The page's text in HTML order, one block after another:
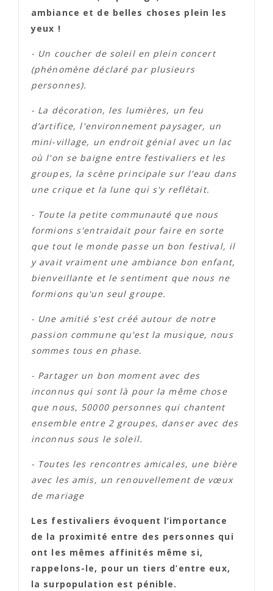
ambiance et de belles choses plein les
yeux !
- Un coucher de soleil en plein concert
(phénomène déclaré par plusieurs
personnes).
- La décoration, les lumières, un feu
d’artifice, l'environnement paysager, un
mini-village, un endroit génial avec un lac
où l'on se baigne entre festivaliers et les
groupes, la scène principale sur l'eau dans
une crique et la lune qui s'y reflétait.
- Toute la petite communauté que nous
formions s'entraidait pour faire en sorte
que tout le monde passe un bon festival, il
y avait vraiment une ambiance bon enfant,
bienveillante et le sentiment que nous ne
formions qu'un seul groupe.
- Une amitié s'est créé autour de notre
passion commune qu'est la musique, nous
sommes tous en phase.
- Partager un bon moment avec des
inconnus qui sont là pour la même chose
que nous, 50000 personnes qui chantent
ensemble entre 2 groupes, danser avec des
inconnus sous le soleil.
- Toutes les rencontres amicales, une bière
avec les amis, un renouvellement de vœux
de mariage
Les festivaliers évoquent l’importance
de la proximité entre des personnes qui
ont les mêmes affinités même si,
rappelons-le, pour un tiers d’entre eux,
la surpopulation est pénible.